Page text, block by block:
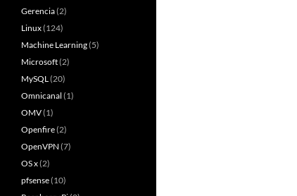
Gerencia(2)
Linux(124)
Machine Learning(5)
Microsoft(2)
MySQL (20)
Omnicanal (1)
OMV(1)
Openfire(2)
OpenVPN (7)
OS x(2)
pfsense(10)